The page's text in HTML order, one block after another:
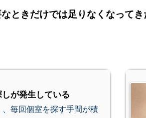
ときだけでは足りなくなってき
が発生している
毎回個室を探す手間が積